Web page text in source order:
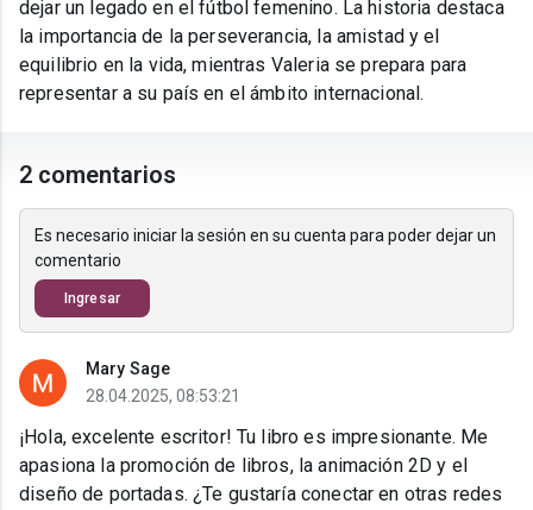
dejar un legado en el fútbol femenino. La historia destaca
la importancia de la perseverancia, la amistad y el
equilibrio en la vida, mientras Valeria se prepara para
representar a su país en el ámbito internacional.
2 comentarios
Es necesario iniciar la sesión en su cuenta para poder dejar un
comentario
Ingresar
Mary Sage
28.04.2025, 08:53:21
¡Hola, excelente escritor! Tu libro es impresionante. Me
apasiona la promoción de libros, la animación 2D y el
diseño de portadas. ¿Te gustaría conectar en otras redes